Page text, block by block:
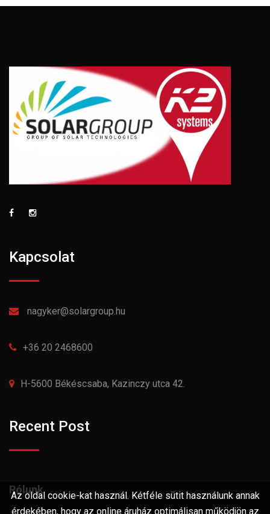
Kapcsolat
nagyker@solargroup.hu
+36 20 2468600
H-5600 Békéscsaba, Kazinczy utca 42.
Recent Post
Rólunk
Az oldal cookie-kat használ. Kétféle sütit használunk annak
érdekében, hogy az online áruház optimálisan működjön az